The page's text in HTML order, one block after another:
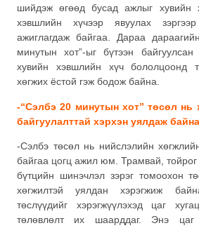
шийдэж өгөөд бусад ажлыг хувийн
хэвшлийн хүчээр явуулах
ажиглагдаж байгаа. Дараа
минутын хот”-ыг бүтээн байгуулсан
хувийн хэвшлийн хүч бололцоонд
хөгжих ёстой гэж бодож байна.
-“Сэлбэ 20 минутын хот” төсөл нь
байгуулалттай хэрхэн уялдаж
-Сэлбэ төсөл нь нийслэлийн
байгаа цогц ажил юм. Трамвай,
бүтцийн шинэчлэл зэрэг томоохон
хөгжилтэй уялдан хэрэгжиж
төслүүдийг хэрэгжүүлэхэд цаг
төлөвлөлт их шаарддаг. Энэ